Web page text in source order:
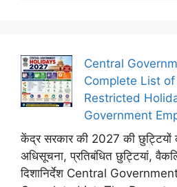
Central
Complete List
Restricted
Government
केंद्र सरकार की 2027 की छुट्टियों
अधिसूचना, प्रतिबंधित छुट्टियां,
दिशानिर्देश Central